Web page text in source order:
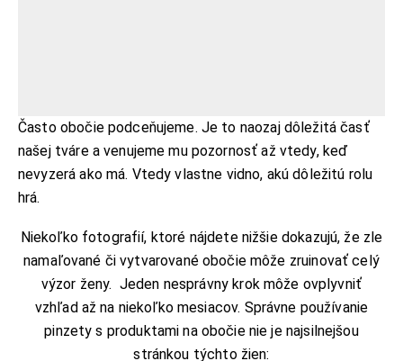
Často obočie podceňujeme. Je to naozaj dôležitá časť
našej tváre a venujeme mu pozornosť až vtedy, keď
nevyzerá ako má. Vtedy vlastne vidno, akú dôležitú rolu
hrá.
Niekoľko fotografií, ktoré nájdete nižšie dokazujú, že zle
namaľované či vytvarované obočie môže zruinovať celý
výzor ženy. Jeden nesprávny krok môže ovplyvniť
vzhľad až na niekoľko mesiacov. Správne používanie
pinzety s produktami na obočie nie je najsilnejšou
stránkou týchto žien: